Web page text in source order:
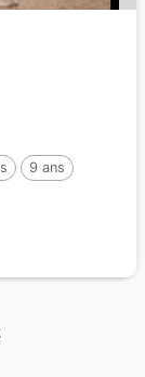
9 ans